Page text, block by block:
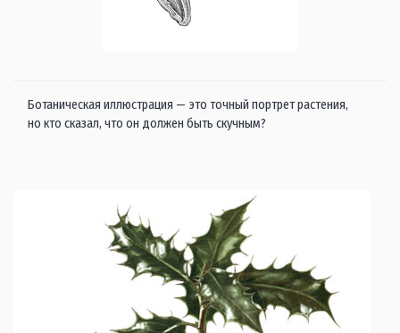
Ботаническая иллюстрация — это точный портрет растения,
но кто сказал, что он должен быть скучным?